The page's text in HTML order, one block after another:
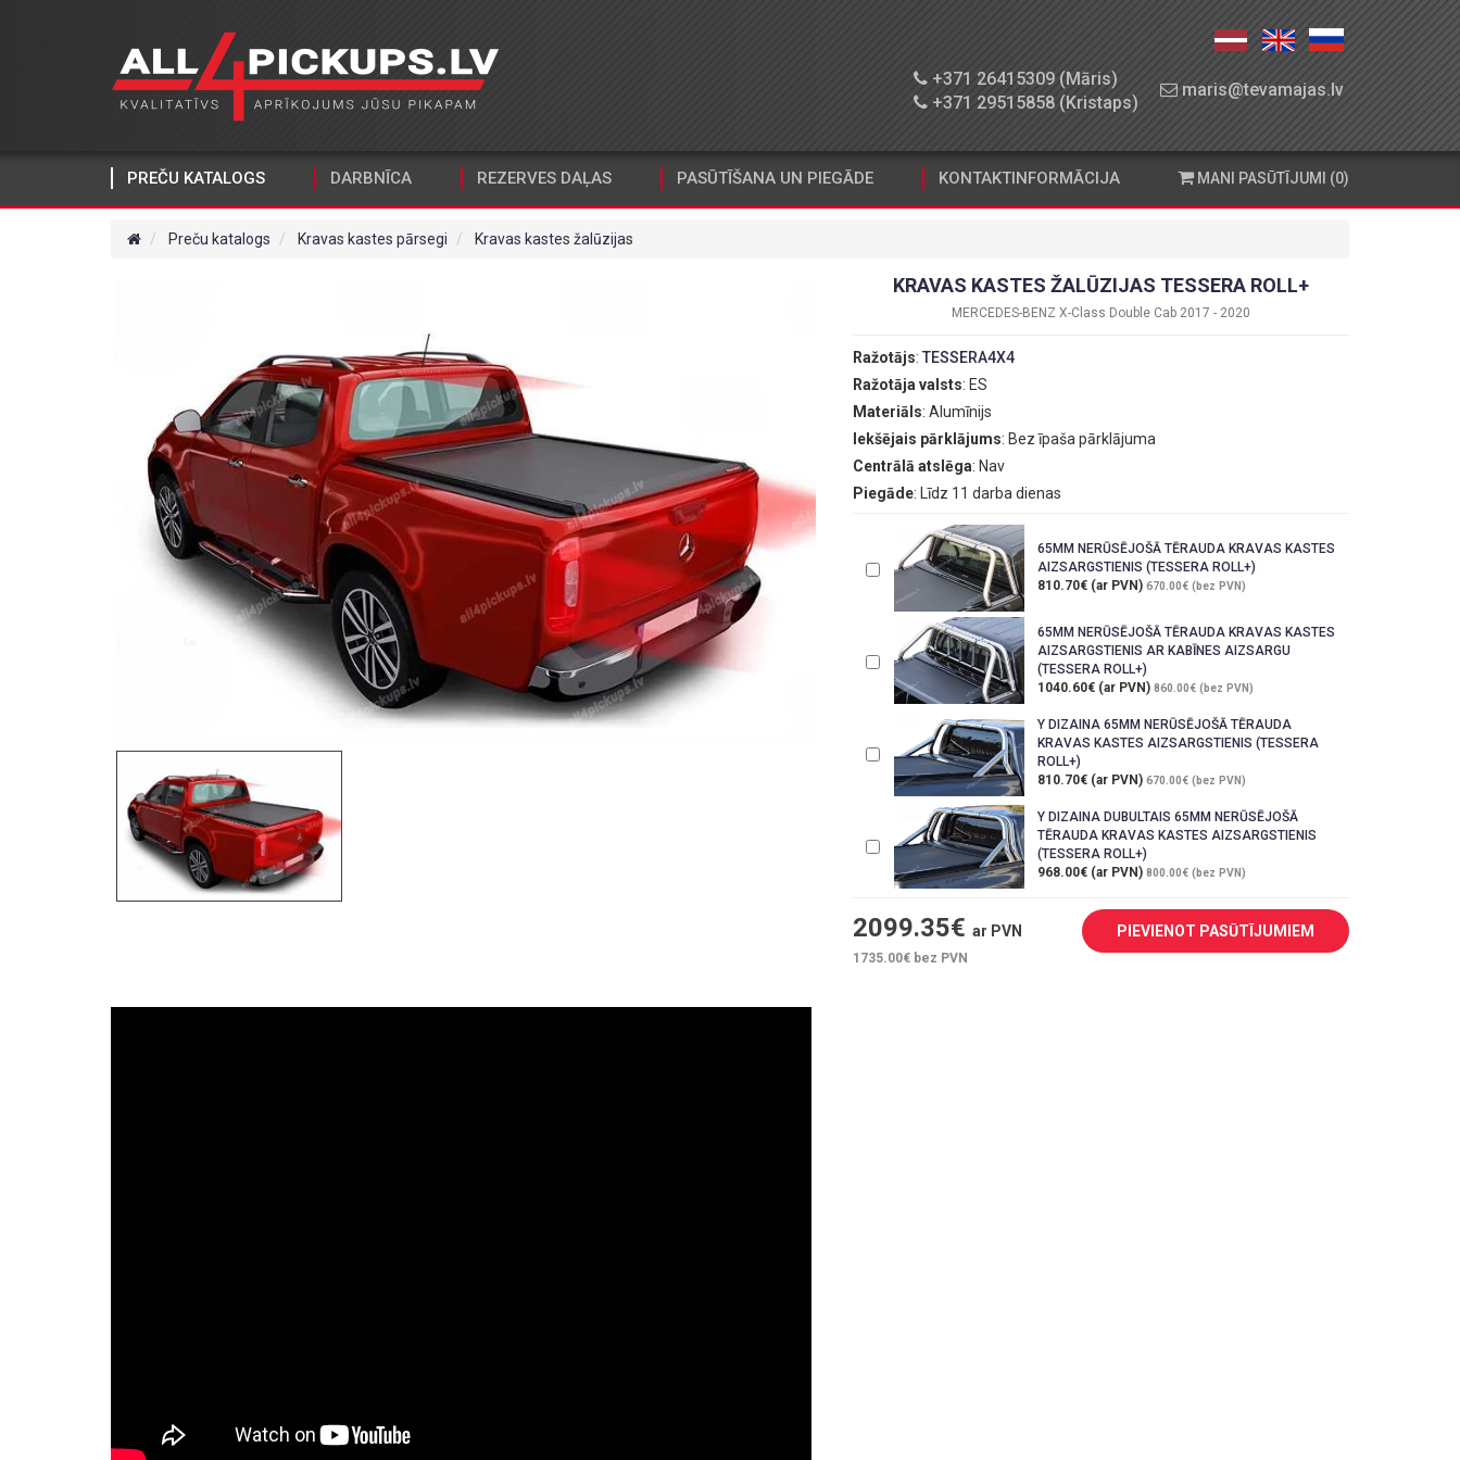
+371 26415309 (Māris)
+371 29515858 (Kristaps)
maris@tevamajas.lv
PREČU KATALOGS DARBNĪCA REZERVES DAĻAS PASŪTĪŠANA UN PIEGĀDE KONTAKTINFORMĀCIJA MANI PASŪTĪJUMI (0)
Preču katalogs Kravas kastes pārsegi Kravas kastes žalūzijas
KRAVAS KASTES ŽALŪZIJAS TESSERA ROLL+
MERCEDES-BENZ X-Class Double Cab 2017 - 2020
Ražotājs: TESSERA4X4
Ražotāja valsts: ES
Materiāls: Alumīnijs
Iekšējais pārklājums: Bez īpaša pārklājuma
Centrālā atslēga: Nav
Piegāde: Līdz 11 darba dienas
65MM NERŪSĒJOŠĀ TĒRAUDA KRAVAS KASTES
AIZSARGSTIENIS (TESSERA ROLL+)
810.70€ (ar PVN) 670.00€ (bez PVN)
65MM NERŪSĒJOŠĀ TĒRAUDA KRAVAS KASTES
AIZSARGSTIENIS AR KABĪNES AIZSARGU
(TESSERA ROLL+)
1040.60€ (ar PVN) 860.00€ (bez PVN)
Y DIZAINA 65MM NERŪSĒJOŠĀ TĒRAUDA
KRAVAS KASTES AIZSARGSTIENIS (TESSERA
ROLL+)
810.70€ (ar PVN) 670.00€ (bez PVN)
Y DIZAINA DUBULTAIS 65MM NERŪSĒJOŠĀ
TĒRAUDA KRAVAS KASTES AIZSARGSTIENIS
(TESSERA ROLL+)
968.00€ (ar PVN) 800.00€ (bez PVN)
2099.35€ ar PVN
1735.00€ bez PVN
PIEVIENOT PASŪTĪJUMIEM